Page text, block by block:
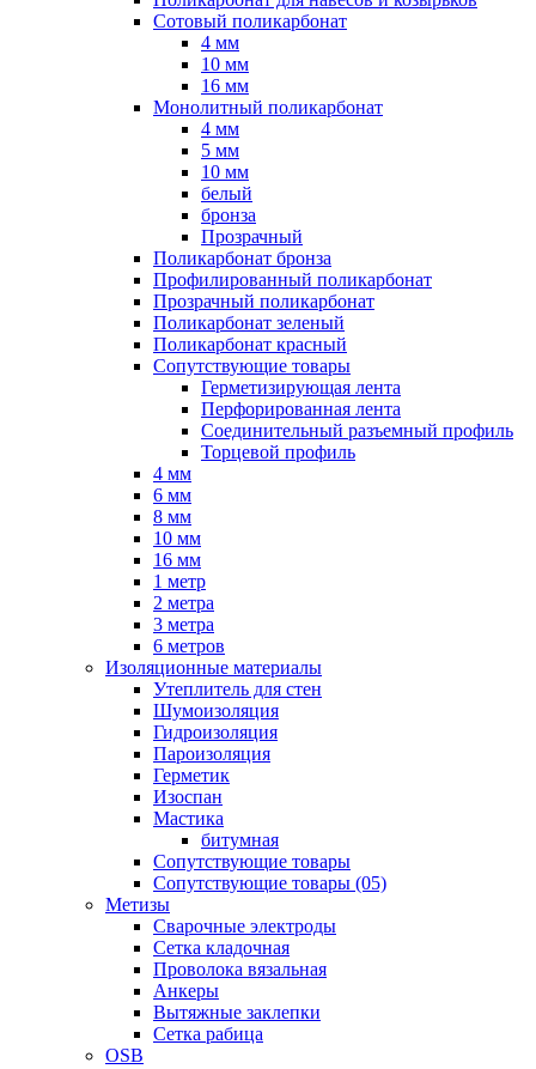
Сотовый поликарбонат
4 мм
10 мм
16 мм
Монолитный поликарбонат
4 мм
5 мм
10 мм
белый
бронза
Прозрачный
Поликарбонат бронза
Профилированный поликарбонат
Прозрачный поликарбонат
Поликарбонат зеленый
Поликарбонат красный
Сопутствующие товары
Герметизирующая лента
Перфорированная лента
Соединительный разъемный профиль
Торцевой профиль
4 мм
6 мм
8 мм
10 мм
16 мм
1 метр
2 метра
3 метра
6 метров
Изоляционные материалы
Утеплитель для стен
Шумоизоляция
Гидроизоляция
Пароизоляция
Герметик
Изоспан
Мастика
битумная
Сопутствующие товары
Сопутствующие товары (05)
Метизы
Сварочные электроды
Сетка кладочная
Проволока вязальная
Анкеры
Вытяжные заклепки
Сетка рабица
OSB